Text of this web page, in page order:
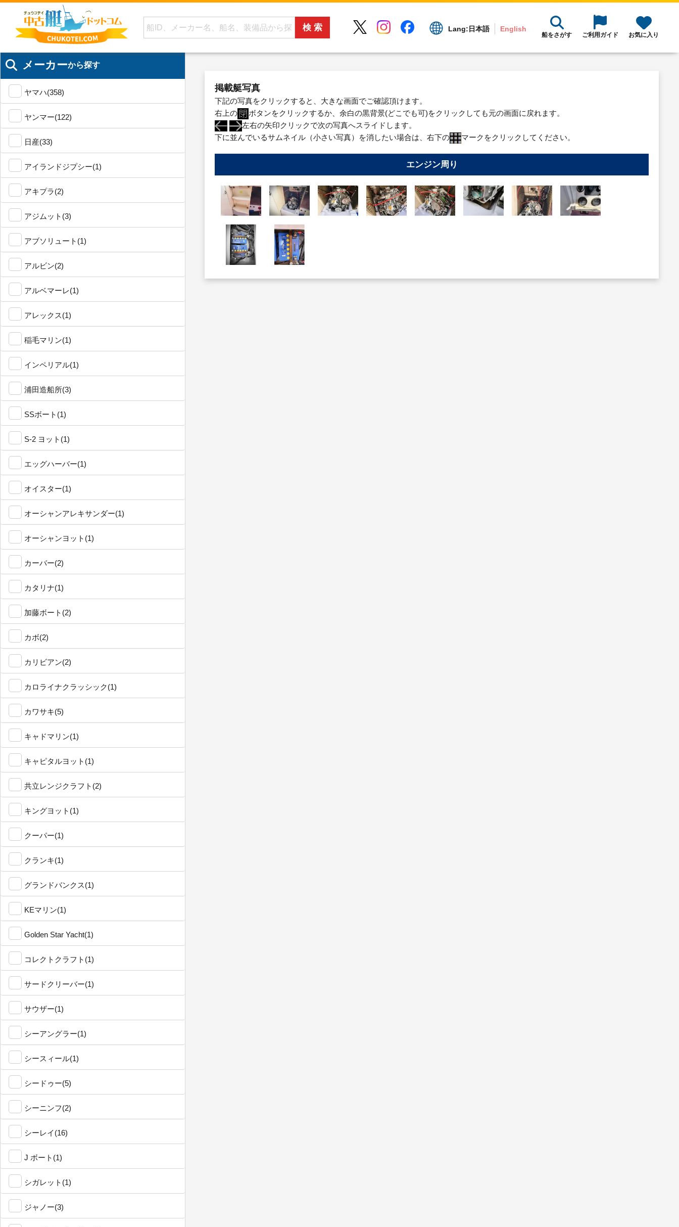
Lang: 日本語 English
船をさがす ご利用ガイド お気に入り
メーカーから探す
ヤマハ(358)
ヤンマー(122)
日産(33)
アイランドジプシー(1)
アキプラ(2)
アジムット(3)
アブソリュート(1)
アルビン(2)
アルベマーレ(1)
アレックス(1)
稲毛マリン(1)
インペリアル(1)
浦田造船所(3)
SSボート(1)
S-2 ヨット(1)
エッグハーバー(1)
オイスター(1)
オーシャンアレキサンダー(1)
オーシャンヨット(1)
カーバー(2)
カタリナ(1)
加藤ボート(2)
カボ(2)
カリビアン(2)
カロライナクラッシック(1)
カワサキ(5)
キャドマリン(1)
キャピタルヨット(1)
共立レンジクラフト(2)
キングヨット(1)
クーパー(1)
クランキ(1)
グランドバンクス(1)
KEマリン(1)
Golden Star Yacht(1)
コレクトクラフト(1)
サードクリーバー(1)
サウザー(1)
シーアングラー(1)
シースィール(1)
シードゥー(5)
シーニンフ(2)
シーレイ(16)
J ボート(1)
シガレット(1)
ジャノー(3)
掲載艇写真
下記の写真をクリックすると、大きな画面でご確認頂けます。
右上の
ボタンをクリックするか、余白の黒背景(どこでも可)をクリックしても元の画面に戻れます。
左右の矢印クリックで次の写真へスライドします。
下に並んでいるサムネイル（小さい写真）を消したい場合は、右下の
マークをクリックしてください。
エンジン周り